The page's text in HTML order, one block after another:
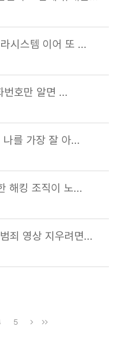
시스템 이어 또 …
번호만 알면 …
나를 가장 잘 아…
해킹 조직이 노…
죄 영상 지우려면…
5